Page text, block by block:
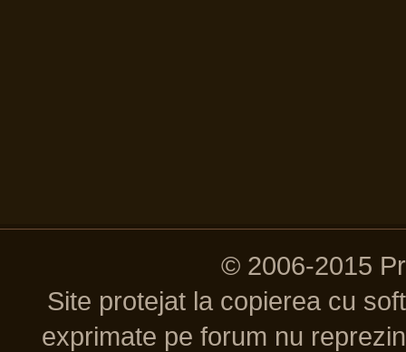
© 2006-2015
Site protejat la copierea cu
exprimate pe forum nu